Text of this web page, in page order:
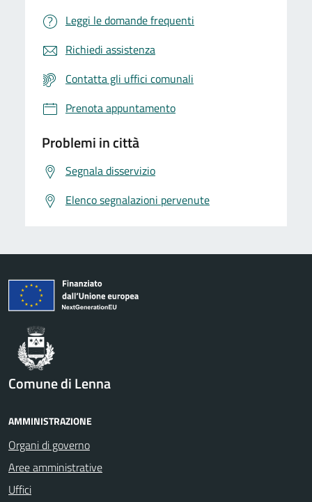
Leggi le domande frequenti
Richiedi assistenza
Contatta gli uffici comunali
Prenota appuntamento
Problemi in città
Segnala disservizio
Elenco segnalazioni pervenute
Comune di Lenna
AMMINISTRAZIONE
Organi di governo
Aree amministrative
Uffici